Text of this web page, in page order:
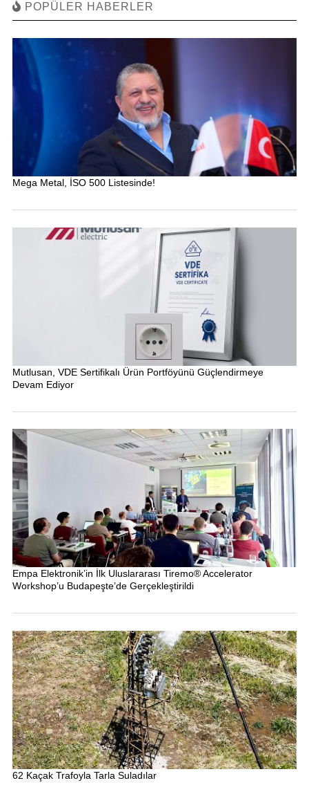
POPÜLER HABERLER
Mega Metal, İSO 500 Listesinde!
Mutlusan, VDE Sertifikalı Ürün Portföyünü Güçlendirmeye
Devam Ediyor
Empa Elektronik’in İlk Uluslararası Tiremo® Accelerator
Workshop’u Budapeşte’de Gerçekleştirildi
62 Kaçak Trafoyla Tarla Suladılar